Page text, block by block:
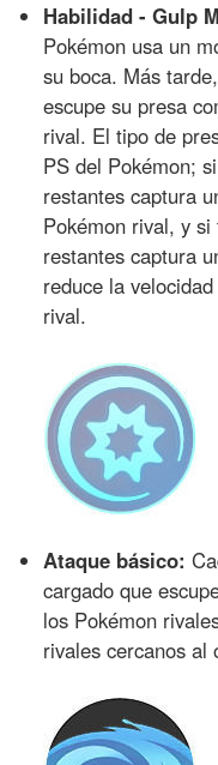
Habilidad - Gulp
Pokémon usa un
su boca. Más
escupe su presa
rival. El tipo de
PS del Pokémon;
restantes captura
Pokémon rival, y
restantes captura
reduce la
rival.
Ataque básico:
cargado que
los Pokémon
rivales cercanos al